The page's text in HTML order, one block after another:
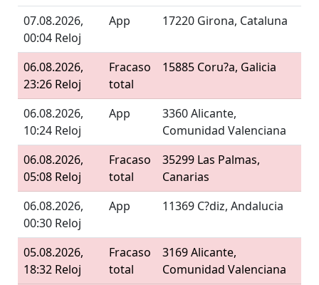
07.08.2026,
00:04 Reloj
App 17220 Girona, Cataluna
06.08.2026,
23:26 Reloj
Fracaso
total
15885 Coru?a, Galicia
06.08.2026,
10:24 Reloj
App
3360 Alicante,
Comunidad Valenciana
06.08.2026,
05:08 Reloj
Fracaso
total
35299 Las Palmas,
Canarias
06.08.2026,
00:30 Reloj
App 11369 C?diz, Andalucia
05.08.2026,
18:32 Reloj
Fracaso
total
3169 Alicante,
Comunidad Valenciana